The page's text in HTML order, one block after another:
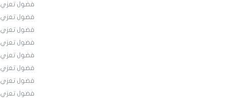
فضول تعزي
فضول تعزي
فضول تعزي
فضول تعزي
فضول تعزي
فضول تعزي
فضول تعزي
فضول تعزي